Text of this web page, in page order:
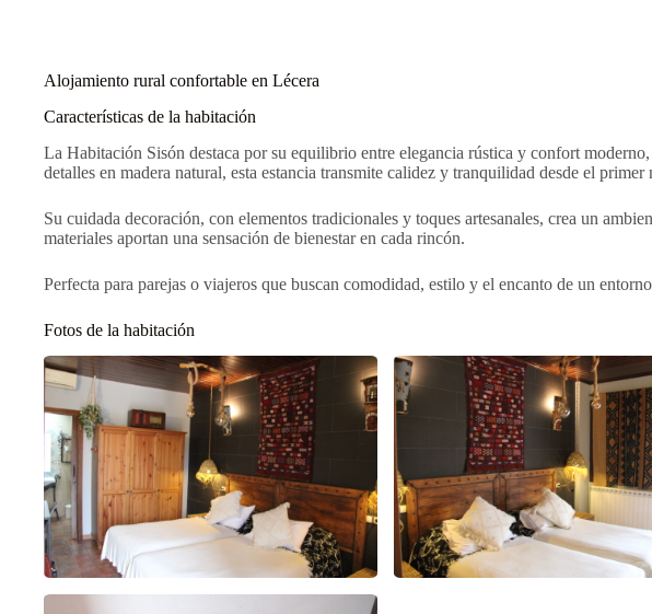
Alojamiento rural confortable en Lécera
Características de la habitación
La Habitación Sisón destaca por su equilibrio entre elegancia rústica y confort
detalles en madera natural, esta estancia transmite calidez y tranquilidad desde el primer
Su cuidada decoración, con elementos tradicionales y toques artesanales, crea un
materiales aportan una sensación de bienestar en cada rincón.
Perfecta para parejas o viajeros que buscan comodidad, estilo y el encanto de un
Fotos de la habitación